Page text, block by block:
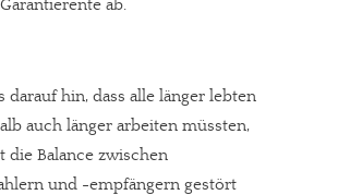
ab.
darauf hin, dass alle länger lebten
auch länger arbeiten müssten,
die Balance zwischen
und -empfängern gestört